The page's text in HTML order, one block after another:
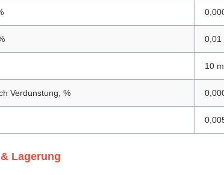
0,01
10
Verdunstung, %
Lagerung